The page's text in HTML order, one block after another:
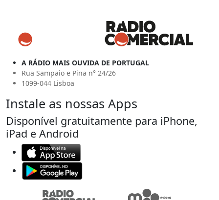
A RÁDIO MAIS OUVIDA DE PORTUGAL
Rua Sampaio e Pina n° 24/26
1099-044 Lisboa
Instale as nossas Apps
Disponível gratuitamente para iPhone,
iPad e Android